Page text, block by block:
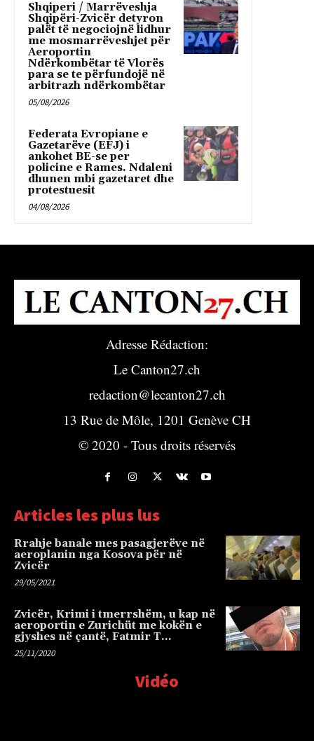
Shqiperi / Marrëveshja
Shqipëri-Zvicër detyron
palët të negociojnë lidhur
me mosmarrëveshjet për
Aeroportin
Ndërkombëtar të Vlorës
para se te përfundojë në
arbitrazh ndërkombëtar
05/08/2026
Federata Evropiane e
Gazetarëve (EFJ) i
ankohet BE-se per
policine e Rames. Ndaleni
dhunen mbi gazetaret dhe
protestuesit
04/08/2026
Adresse Rédaction:
Le Canton27.ch
redaction@lecanton27.ch
13 Rue de Môle, 1201 Genève CH
© 2020 - Tous droits réservés
Articles les plus lus
Rrahje banale mes pasagjerëve në
aeroplanin nga Kosova për në
Zvicër
29/05/2021
Zvicër, Krimi i tmerrshëm, u kap në
aeroportin e Zurichüt me kokën e
gjyshes në çantë, Fatmir T…
25/11/2020
Vidéo